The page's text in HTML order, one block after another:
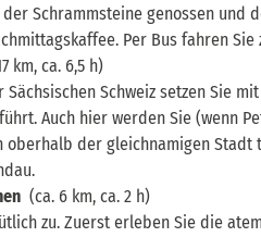
Schrammsteine genossen
Per Bus fahren Sie
km, ca. 6,5 h)
Schweiz setzen Sie
Auch hier werden Sie
oberhalb der gleichnamigen
(ca. 6 km, ca. 2 h)
zu. Zuerst erleben Sie die